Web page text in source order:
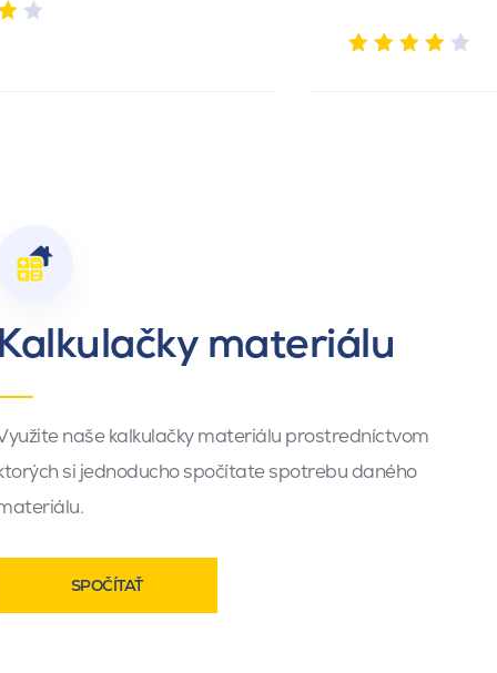
Kalkulačky materiálu
naše kalkulačky materiálu prostredníctvom
si jednoducho spočítate spotrebu daného
SPOČÍTAŤ